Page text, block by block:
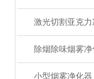
除烟除味烟雾净
小型烟雾净化器